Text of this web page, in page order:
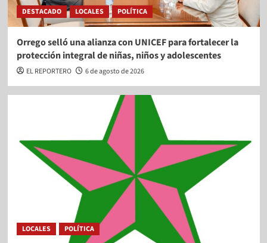
DESTACADO LOCALES POLÍTICA
Orrego selló una alianza con UNICEF para fortalecer la
protección integral de niñas, niños y adolescentes
EL REPORTERO 6 de agosto de 2026
LOCALES POLÍTICA